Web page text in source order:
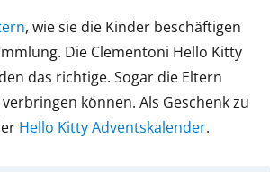
, wie sie die Kinder beschäftigen
Die Clementoni Hello Kitty
das richtige. Sogar die Eltern
können. Als Geschenk zu
Hello Kitty Adventskalender.